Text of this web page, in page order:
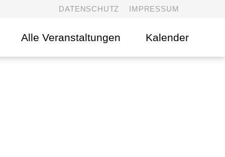
DATENSCHUTZ IMPRESSUM
Alle Veranstaltungen Kalender